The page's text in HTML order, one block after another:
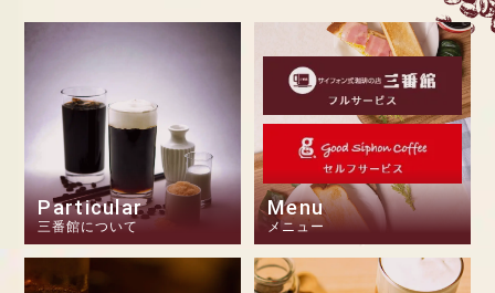
Particular
三番館について
Menu
メニュー